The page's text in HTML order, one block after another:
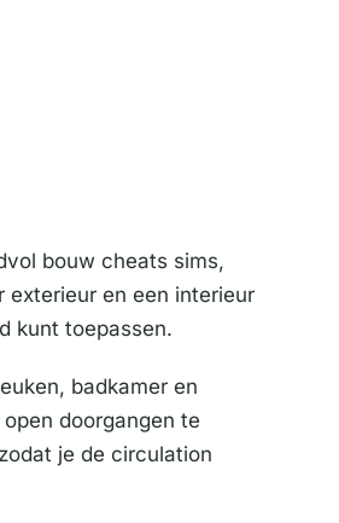
bouw cheats sims,
exterieur en een interieur
kunt toepassen.
badkamer en
doorgangen te
je de circulation